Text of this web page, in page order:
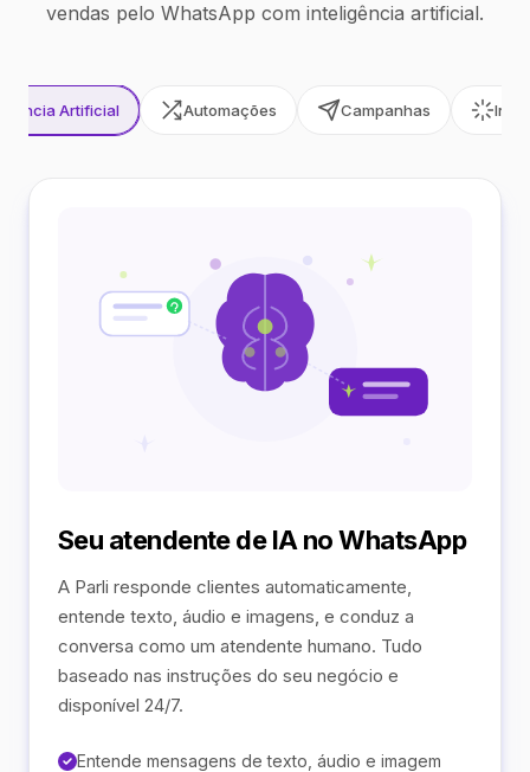
vendas pelo WhatsApp com inteligência artificial.
Artificial Automações Campanhas
Seu atendente de IA no WhatsApp
A Parli responde clientes automaticamente,
entende texto, áudio e imagens, e conduz a
conversa como um atendente humano. Tudo
baseado nas instruções do seu negócio e
disponível 24/7.
Entende mensagens de texto, áudio e imagem